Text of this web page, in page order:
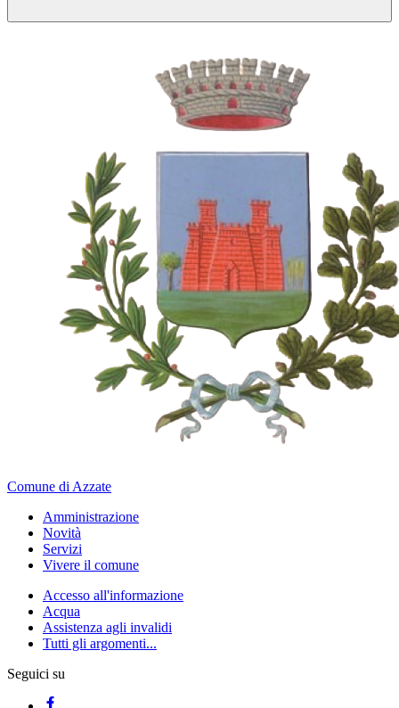
Comune di Azzate
Amministrazione
Novità
Servizi
Vivere il comune
Accesso all'informazione
Acqua
Assistenza agli invalidi
Tutti gli argomenti...
Seguici su